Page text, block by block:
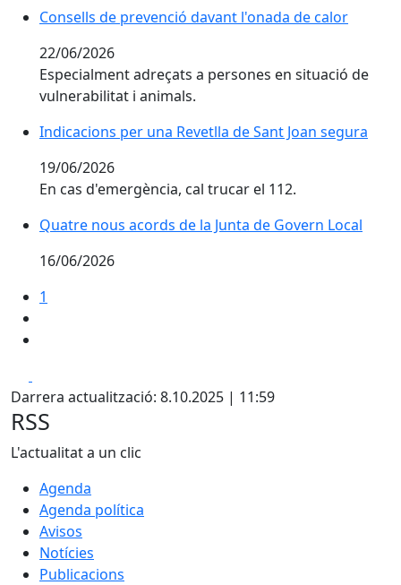
Consells de prevenció davant l'onada de calor
Consells de prevenció davant l'onada de calor
22/06/2026
Especialment adreçats a persones en situació de
vulnerabilitat i animals.
Indicacions per una Revetlla de Sant Joan segura
Indicacions per una Revetlla de Sant Joan segura
19/06/2026
En cas d'emergència, cal trucar el 112.
Quatre nous acords de la Junta de Govern Local
Quatre nous acords de la Junta de Govern Local
16/06/2026
1
Darrera actualització: 8.10.2025 | 11:59
RSS
L'actualitat a un clic
Agenda
Agenda política
Avisos
Notícies
Publicacions